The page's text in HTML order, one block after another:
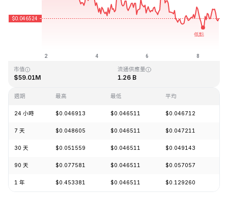
$0.010996
市值
$59.01M
流通供應量
1.26 B
週期 最高 最低 平均
24 小時 $0.046913 $0.046511 $0.046712
7 天 $0.048605 $0.046511 $0.047211
30 天 $0.051559 $0.046511 $0.049143
90 天 $0.077581 $0.046511 $0.057057
1 年 $0.453381 $0.046511 $0.129260